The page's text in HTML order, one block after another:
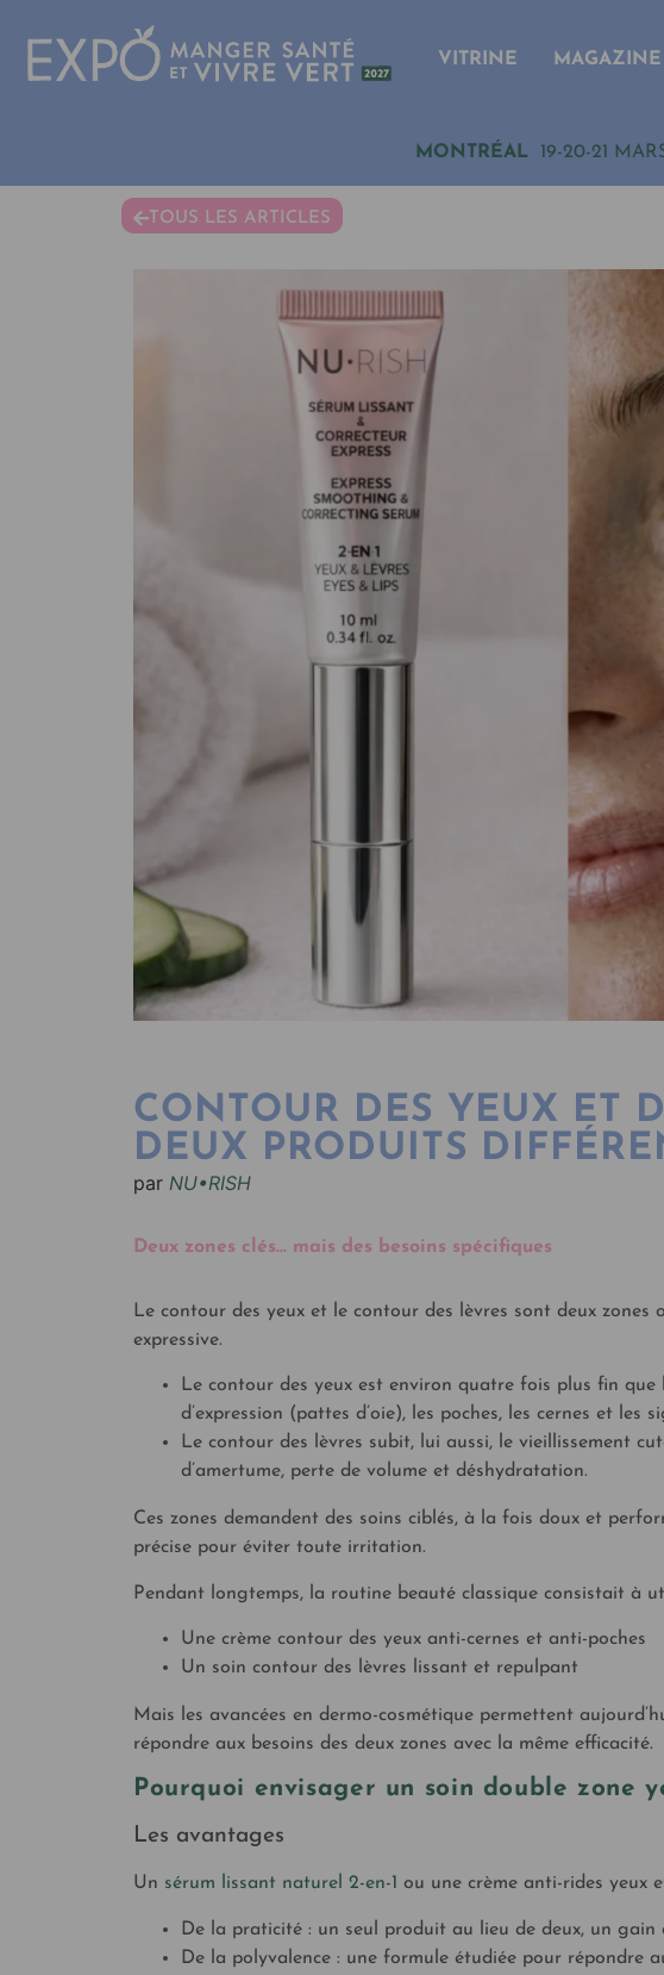
VITRINE MAGAZINE
MONTRÉAL19-20-21
TOUS LES ARTICLES
CONTOUR DES YEUX ET
DEUX PRODUITS
par NU•RISH
Deux zones clés… mais des besoins spécifiques
Le contour des yeux et le contour des lèvres sont deux
expressive.
Le contour des yeux est environ quatre fois plus fin
d’expression (pattes d’oie), les poches, les cernes et les
Le contour des lèvres subit, lui aussi, le vieillissement
d’amertume, perte de volume et déshydratation.
Ces zones demandent des soins ciblés, à la fois doux et
précise pour éviter toute irritation.
Pendant longtemps, la routine beauté classique consistait à
Une crème contour des yeux anti-cernes et anti-poches
Un soin contour des lèvres lissant et repulpant
Mais les avancées en dermo-cosmétique permettent
répondre aux besoins des deux zones avec la même efficacité.
Pourquoi envisager un soin double zone
Les avantages
Un sérum lissant naturel 2-en-1 ou une crème anti-rides yeux
De la praticité : un seul produit au lieu de deux, un gain
De la polyvalence : une formule étudiée pour répondre